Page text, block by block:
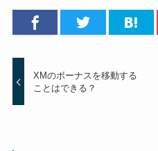
XMのボーナスを移動する
ことはできる？